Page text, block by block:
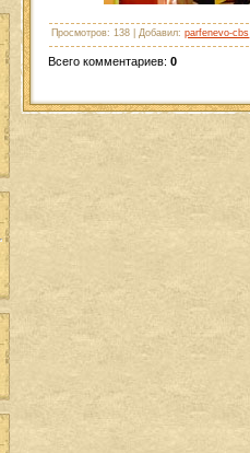
Просмотров: 138 | Добавил:parfenevo-cbs
Всего комментариев:0